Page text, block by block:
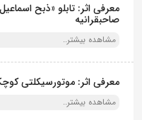
معرفی اثر: تابلو «ذبح
صاحبقرانیه
مشاهده بیشتر..
معرفی اثر: موتورسیکلتی
مشاهده بیشتر..